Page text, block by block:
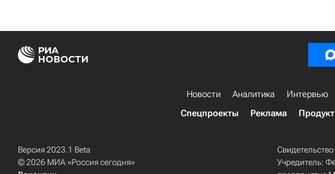
Новости Аналитика Интервью
Спецпроекты
Реклама
Версия 2023.1 Beta
© 2026 МИА «Россия сегодня»
Учредитель: